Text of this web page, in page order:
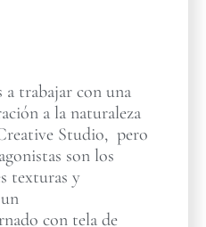
a trabajar con una
a la naturaleza
Studio, pero
son los
texturas y
con tela de